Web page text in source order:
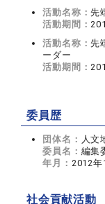
活動名称：先
活動期間：
活動名称：先
ーダー
活動期間：
委員歴
団体名： 人文
委員名： 編集
年月： 2012年
社会貢献活動